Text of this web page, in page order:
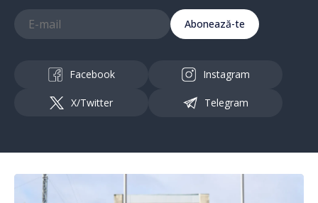
Abonează-te
Facebook Instagram
X/Twitter Telegram